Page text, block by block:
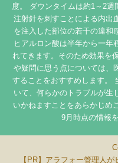
度。 ダウンタイムは約1～2
注射針を刺すことによる内出
を注入した部位の若干の違和
ヒアルロン酸は半年から一年
れてきます。そのため効果を
や疑問に思う点については、
することをおすすめします。
いて、何らかのトラブルが生
いかねますことをあらかじめ
9月時点の情報
アラフォー管理人が